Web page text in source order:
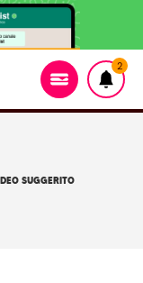
2
SUGGERITO